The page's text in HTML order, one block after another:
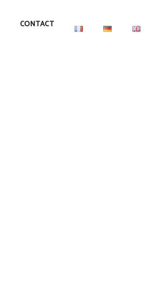
CONTACT